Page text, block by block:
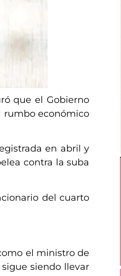
que el Gobierno
rumbo económico
en abril y
contra la suba
del cuarto
el ministro de
siendo llevar